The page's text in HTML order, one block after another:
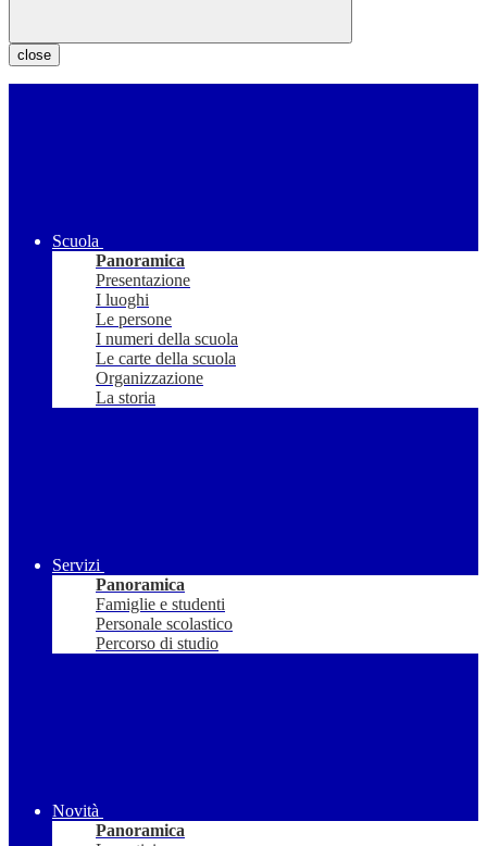
close
Scuola
Panoramica
Presentazione
I luoghi
Le persone
I numeri della scuola
Le carte della scuola
Organizzazione
La storia
Servizi
Panoramica
Famiglie e studenti
Personale scolastico
Percorso di studio
Novità
Panoramica